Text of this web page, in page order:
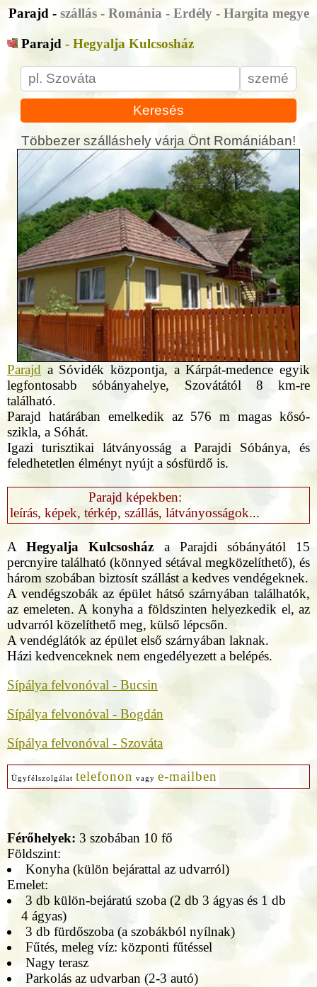
Parajd - szállás - Románia - Erdély - Hargita megye
Parajd - Hegyalja Kulcsosház
Keresés
Többezer szálláshely várja Önt Romániában!
Parajd a Sóvidék központja, a Kárpát-medence egyik
legfontosabb sóbányahelye, Szovátától 8 km-re
található.
Parajd határában emelkedik az 576 m magas kősó-
szikla, a Sóhát.
Igazi turisztikai látványosság a Parajdi Sóbánya, és
feledhetetlen élményt nyújt a sósfürdő is.
Parajd képekben:
leírás, képek, térkép, szállás, látványosságok...
AHegyalja Kulcsosház a Parajdi sóbányától 15
percnyire található (könnyed sétával megközelíthető), és
három szobában biztosít szállást a kedves vendégeknek.
A vendégszobák az épület hátsó szárnyában találhatók,
az emeleten. A konyha a földszinten helyezkedik el, az
udvarról közelíthető meg, külső lépcsőn.
A vendéglátók az épület első szárnyában laknak.
Házi kedvenceknek nem engedélyezett a belépés.
Sípálya felvonóval - Bucsin
Sípálya felvonóval - Bogdán
Sípálya felvonóval - Szováta
Ügyfélszolgálat telefonon vagy e-mailben
Férőhelyek: 3 szobában 10 fő
Földszint:
Konyha (külön bejárattal az udvarról)
Emelet:
3 db külön-bejáratú szoba (2 db 3 ágyas és 1 db
4 ágyas)
3 db fürdőszoba (a szobákból nyílnak)
Fűtés, meleg víz: központi fűtéssel
Nagy terasz
Parkolás az udvarban (2-3 autó)